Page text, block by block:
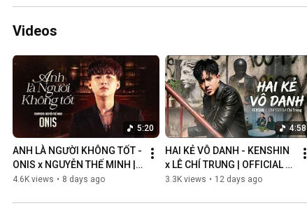
Videos
5:20
ANH LÀ NGƯỜI KHÔNG TỐT -
ONIS x NGUYỄN THẾ MINH |
OFFICIAL MV
4.6K views • 8 days ago
4:58
HAI KẺ VÔ DANH - KENSHIN
x LÊ CHÍ TRUNG | OFFICIAL
MUSIC VIDEO
3.3K views • 12 days ago